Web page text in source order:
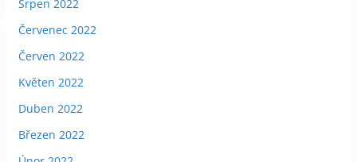
Srpen 2022
Červenec 2022
Červen 2022
Květen 2022
Duben 2022
Březen 2022